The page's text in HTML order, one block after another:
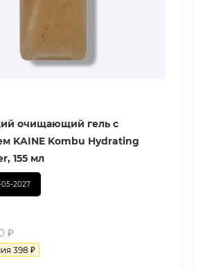
очищающий гель с
KAINE Kombu Hydrating
155 мл
2027
₽
398 ₽